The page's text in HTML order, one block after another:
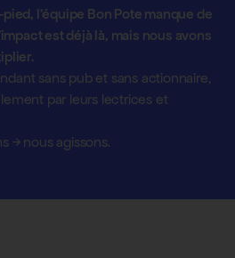
l'équipe Bon Pote manque de
est déjà là, mais nous avons
sans pub et sans actionnaire,
par leurs lectrices et
→nous agissons.